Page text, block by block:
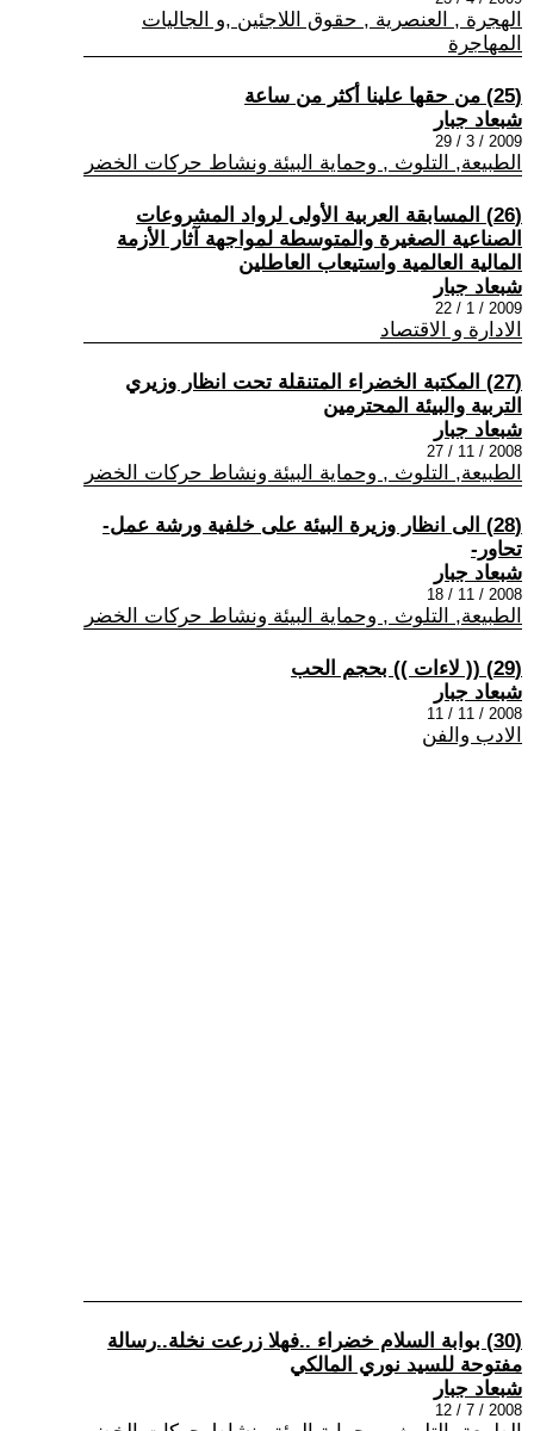
الهجرة , العنصرية , حقوق اللاجئين ,و الجاليات
المهاجرة
(25) من حقها علينا أكثر من ساعة
شبعاد جبار
2009 / 3 / 29
الطبيعة, التلوث , وحماية البيئة ونشاط حركات الخضر
(26) المسابقة العربية الأولى لرواد المشروعات
الصناعية الصغيرة والمتوسطة لمواجهة آثار الأزمة
المالية العالمية واستيعاب العاطلين
شبعاد جبار
2009 / 1 / 22
الادارة و الاقتصاد
(27) المكتبة الخضراء المتنقلة تحت انظار وزيري
التربية والبيئة المحترمين
شبعاد جبار
2008 / 11 / 27
الطبيعة, التلوث , وحماية البيئة ونشاط حركات الخضر
(28) الى انظار وزيرة البيئة على خلفية ورشة عمل-
تحاور-
شبعاد جبار
2008 / 11 / 18
الطبيعة, التلوث , وحماية البيئة ونشاط حركات الخضر
(29) (( لاءات )) بحجم الحب
شبعاد جبار
2008 / 11 / 11
الادب والفن
(30) بوابة السلام خضراء ..فهلا زرعت نخلة..رسالة
مفتوحة للسيد نوري المالكي
شبعاد جبار
2008 / 7 / 12